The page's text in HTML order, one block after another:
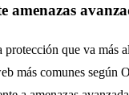
amenazas
protección que va más
más comunes según